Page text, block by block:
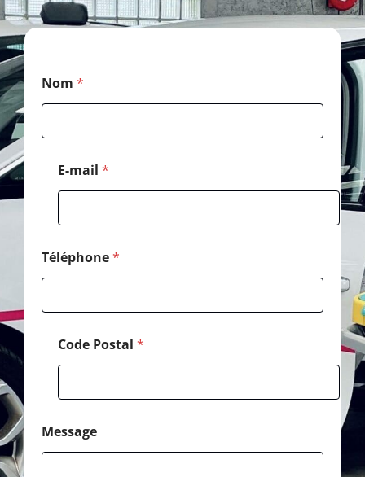
Nom *
E-mail *
Téléphone*
*
*
m
a
i
l
Code Postal *
Message